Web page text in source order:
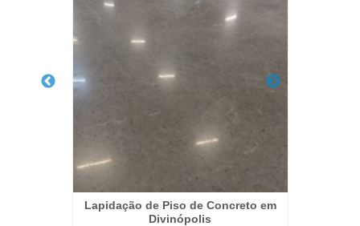
Lapidação de Piso de Concreto em
Divinópolis